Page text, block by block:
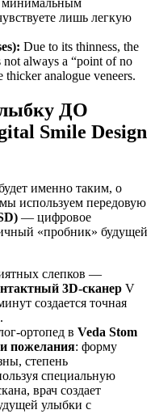
минимальным
лишь легкую
Due to its thinness, the
always a “point of no
analogue veneers.
ДО
Smile Design
именно таким, о
мы используем передовую
— цифровое
«пробник» будущей
слепков —
3D-сканер V
создается точная
ортопед в Veda Stom
пожелания: форму
степень
специальную
врач создает
улыбки с